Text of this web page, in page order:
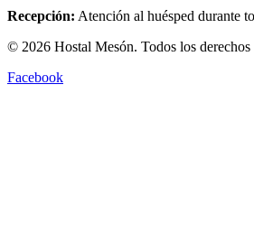
Recepción: Atención al huésped durante
© 2026 Hostal Mesón. Todos los derechos
Facebook